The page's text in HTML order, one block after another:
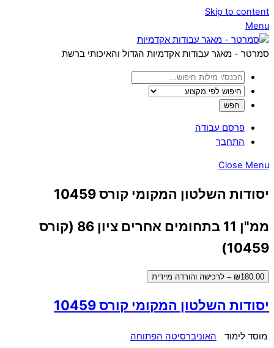
Skip to content
Menu
סמרטר - מאגר עבודות אקדמיות הגדול והאיכותי ברשת
פרסם עבודה
התחבר
Close Menu
יסודות השלטון המקומי קורס 10459
ממ"ן 11 בתחומים אחרים ציון 86 (קורס
10459)
₪180.00 – לרכישה והורדה מיידית
יסודות השלטון המקומי קורס 10459
מוסד לימוד
האוניברסיטה הפתוחה